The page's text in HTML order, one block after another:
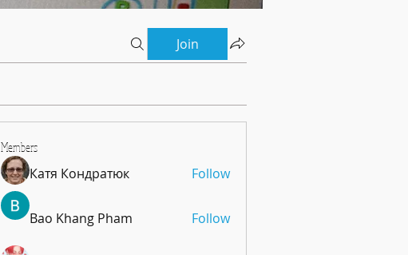
Join
Members
Катя Кондратюк Follow
Bao Khang Pham Follow